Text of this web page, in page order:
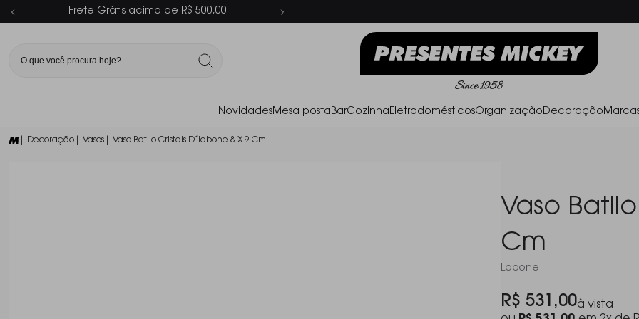
Parcelamento em até 6x sem juros
NovidadesMesa postaBarCozinhaEletrodomésticosOrganizaçãoDecoração
| Decoração | Vasos | Vaso Batllo Cristais D´labone 8 X 9 Cm
Vaso
Cm
Labone
R$ 531,00à vista